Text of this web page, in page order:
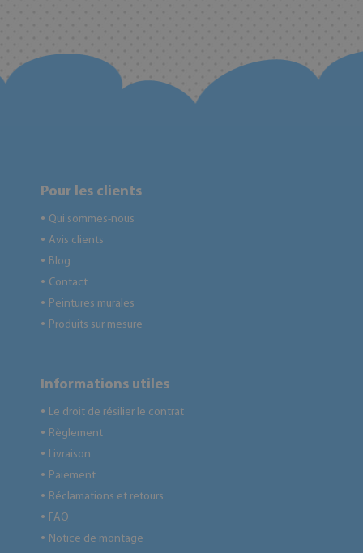
Pour les clients
● Qui sommes-nous
● Avis clients
● Blog
● Contact
● Peintures murales
● Produits sur mesure
Informations utiles
● Le droit de résilier le contrat
● Règlement
● Livraison
● Paiement
● Réclamations et retours
● FAQ
● Notice de montage